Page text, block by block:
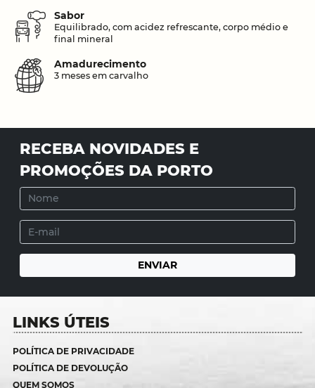
Sabor
Equilibrado, com acidez refrescante, corpo médio e
final mineral
Amadurecimento
3 meses em carvalho
RECEBA NOVIDADES E
PROMOÇÕES DA PORTO
LINKS ÚTEIS
POLÍTICA DE PRIVACIDADE
POLÍTICA DE DEVOLUÇÃO
QUEM SOMOS